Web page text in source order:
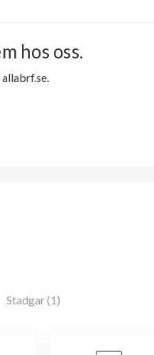
hos oss.
Stadgar (1)